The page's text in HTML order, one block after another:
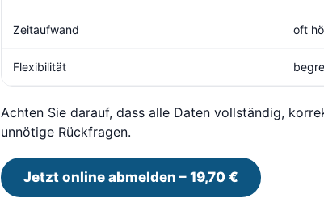
Zeitaufwand oft
Flexibilität
Achten Sie darauf, dass alle Daten vollständig,
unnötige Rückfragen.
Jetzt online abmelden – 19,70 €